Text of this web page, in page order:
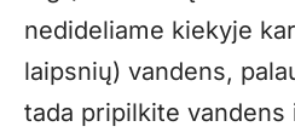
nedideliame kiekyje
laipsnių) vandens,
tada pripilkite vandens